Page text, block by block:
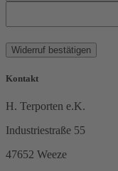
Widerruf bestätigen
Kontakt
H. Terporten e.K.
Industriestraße 55
47652 Weeze